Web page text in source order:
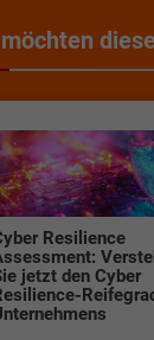
Resilience
jetzt den Cyber